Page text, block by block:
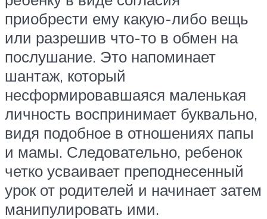
приобрести ему какую-либо вещь
или разрешив что-то в обмен на
послушание. Это напоминает
шантаж, который
несформировавшаяся маленькая
личность воспринимает буквально,
видя подобное в отношениях папы
и мамы. Следовательно, ребенок
четко усваивает преподнесенный
урок от родителей и начинает затем
манипулировать ими.